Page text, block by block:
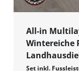
All-in
Wintereiche
Set inkl.